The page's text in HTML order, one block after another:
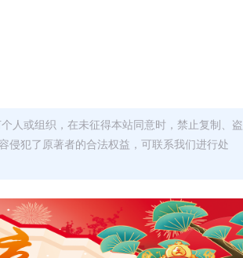
人或组织，在未征得本站同意时，禁止复制、盗
侵犯了原著者的合法权益，可联系我们进行处